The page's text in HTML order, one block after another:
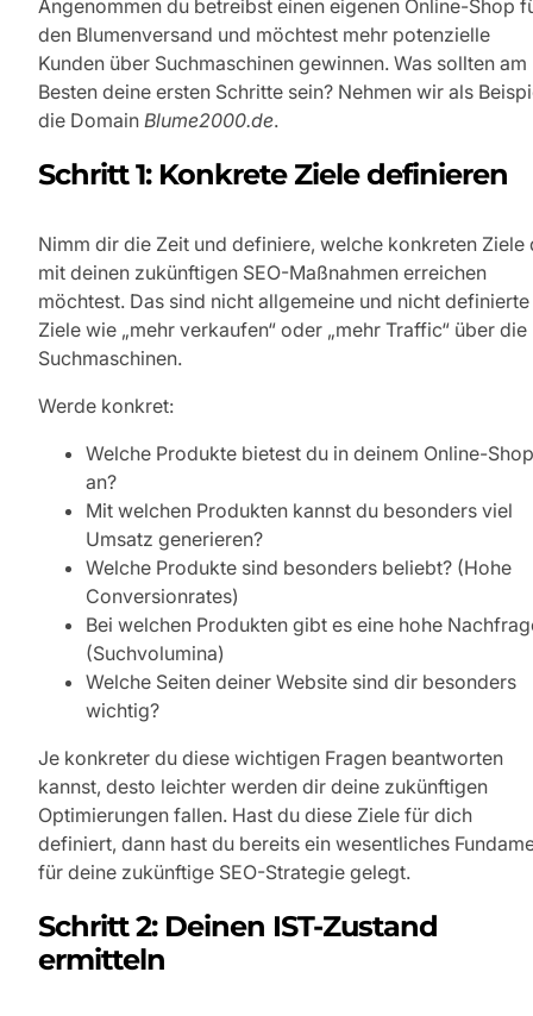
Angenommen du betreibst einen eigenen Online-Shop
den Blumenversand und möchtest mehr potenzielle
Kunden über Suchmaschinen gewinnen. Was sollten am
Besten deine ersten Schritte sein? Nehmen wir als
die Domain Blume2000.de.
Schritt 1: Konkrete Ziele definieren
Nimm dir die Zeit und definiere, welche konkreten Ziele
mit deinen zukünftigen SEO-Maßnahmen erreichen
möchtest. Das sind nicht allgemeine und nicht definierte
Ziele wie „mehr verkaufen“ oder „mehr Traffic“ über die
Suchmaschinen.
Werde konkret:
Welche Produkte bietest du in deinem Online-Shop
an?
Mit welchen Produkten kannst du besonders viel
Umsatz generieren?
Welche Produkte sind besonders beliebt? (Hohe
Conversionrates)
Bei welchen Produkten gibt es eine hohe
(Suchvolumina)
Welche Seiten deiner Website sind dir besonders
wichtig?
Je konkreter du diese wichtigen Fragen beantworten
kannst, desto leichter werden dir deine zukünftigen
Optimierungen fallen. Hast du diese Ziele für dich
definiert, dann hast du bereits ein wesentliches
für deine zukünftige SEO-Strategie gelegt.
Schritt 2: Deinen IST-Zustand
ermitteln